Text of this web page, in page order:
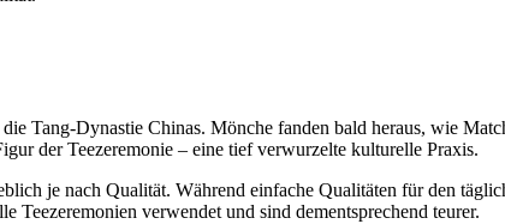
Tang-Dynastie Chinas. Mönche fanden bald heraus, wie
der Teezeremonie – eine tief verwurzelte kulturelle Praxis.
je nach Qualität. Während einfache Qualitäten für den
Teezeremonien verwendet und sind dementsprechend teurer.